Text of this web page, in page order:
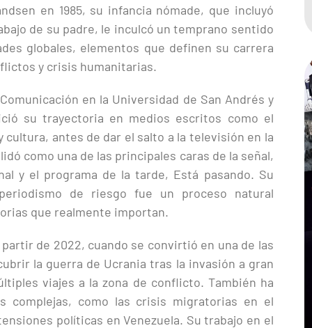
en 1985, su infancia nómade, que incluyó
de su padre, le inculcó un temprano sentido
globales, elementos que definen su carrera
y crisis humanitarias.
en la Universidad de San Andrés y
su trayectoria en medios escritos como el
antes de dar el salto a la televisión en la
como una de las principales caras de la señal,
y el programa de la tarde, Está pasando. Su
de riesgo fue un proceso natural
que realmente importan.
de 2022, cuando se convirtió en una de las
la guerra de Ucrania tras la invasión a gran
viajes a la zona de conflicto. También ha
complejas, como las crisis migratorias en el
políticas en Venezuela. Su trabajo en el